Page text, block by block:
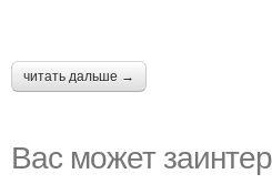
читать дальше →
Вас может